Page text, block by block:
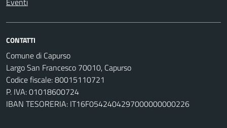
CONTATTI
Comune di Capurso
Largo San Francesco 70010, Capurso
Codice fiscale: 80015110721
P. IVA: 01018600724
IBAN TESORERIA: IT16F0542404297000000000226